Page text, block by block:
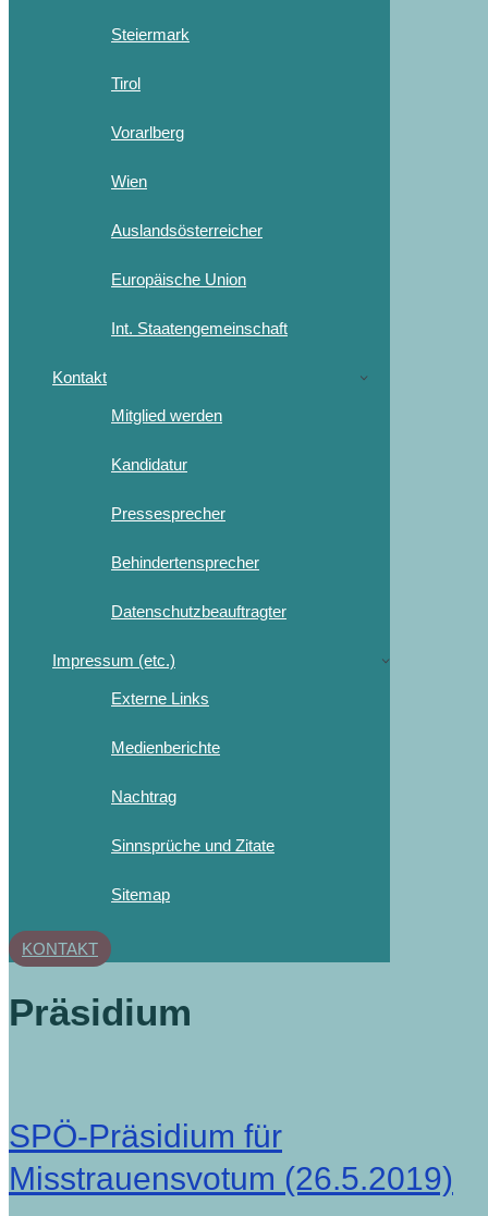
Steiermark
Tirol
Vorarlberg
Wien
Auslandsösterreicher
Europäische Union
Int. Staatengemeinschaft
Kontakt
Mitglied werden
Kandidatur
Pressesprecher
Behindertensprecher
Datenschutzbeauftragter
Impressum (etc.)
Externe Links
Medienberichte
Nachtrag
Sinnsprüche und Zitate
Sitemap
KONTAKT
Präsidium
SPÖ-Präsidium für
Misstrauensvotum (26.5.2019)